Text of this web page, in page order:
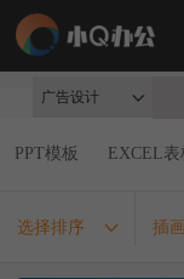
广告设计
PPT模板 EXCEL表
选择排序 插画